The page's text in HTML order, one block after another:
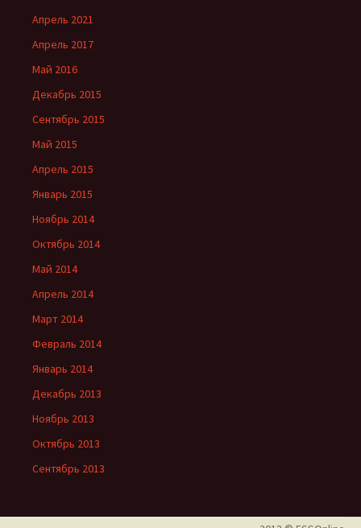
Апрель 2021
Апрель 2017
Май 2016
Декабрь 2015
Сентябрь 2015
Май 2015
Апрель 2015
Январь 2015
Ноябрь 2014
Октябрь 2014
Май 2014
Апрель 2014
Март 2014
Февраль 2014
Январь 2014
Декабрь 2013
Ноябрь 2013
Октябрь 2013
Сентябрь 2013